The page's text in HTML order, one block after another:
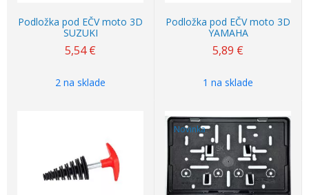
Podložka pod EČV moto 3D
SUZUKI
5,54 €
2 na sklade
Podložka pod EČV moto 3D
YAMAHA
5,89 €
1 na sklade
Novinka